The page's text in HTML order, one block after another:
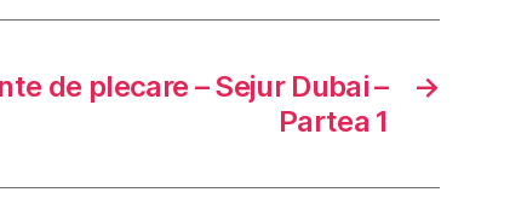
→
de plecare – Sejur Dubai –
Partea 1